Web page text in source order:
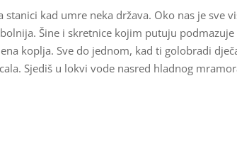
kad umre neka država. Oko nas je sve
Šine i skretnice kojim putuju podmazuje
koplja. Sve do jednom, kad ti golobradi
Sjediš u lokvi vode nasred hladnog